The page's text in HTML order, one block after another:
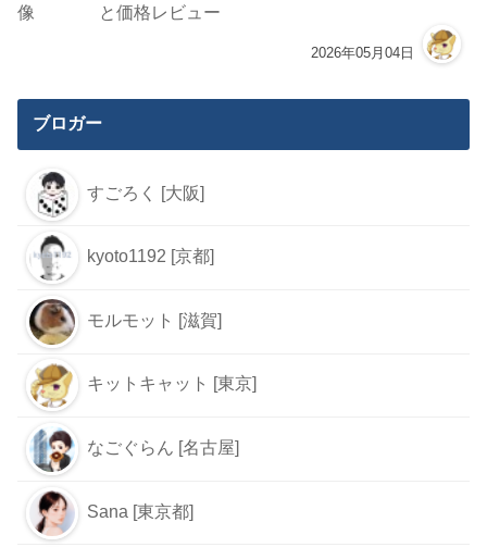
と価格レビュー
2026年05月04日
ブロガー
すごろく [大阪]
kyoto1192 [京都]
モルモット [滋賀]
キットキャット [東京]
なごぐらん [名古屋]
Sana [東京都]